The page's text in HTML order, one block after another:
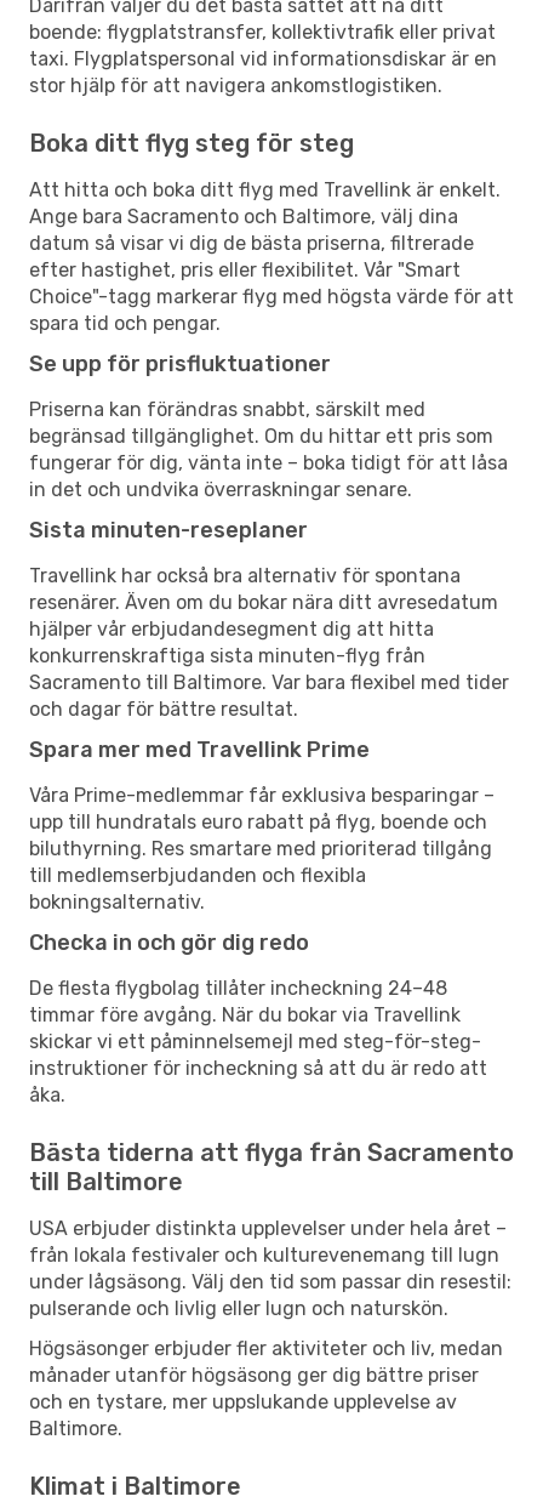
Därifrån väljer du det bästa sättet att nå ditt
boende: flygplatstransfer, kollektivtrafik eller privat
taxi. Flygplatspersonal vid informationsdiskar är en
stor hjälp för att navigera ankomstlogistiken.
Boka ditt flyg steg för steg
Att hitta och boka ditt flyg med Travellink är enkelt.
Ange bara Sacramento och Baltimore, välj dina
datum så visar vi dig de bästa priserna, filtrerade
efter hastighet, pris eller flexibilitet. Vår "Smart
Choice"-tagg markerar flyg med högsta värde för att
spara tid och pengar.
Se upp för prisfluktuationer
Priserna kan förändras snabbt, särskilt med
begränsad tillgänglighet. Om du hittar ett pris som
fungerar för dig, vänta inte – boka tidigt för att låsa
in det och undvika överraskningar senare.
Sista minuten-reseplaner
Travellink har också bra alternativ för spontana
resenärer. Även om du bokar nära ditt avresedatum
hjälper vår erbjudandesegment dig att hitta
konkurrenskraftiga sista minuten-flyg från
Sacramento till Baltimore. Var bara flexibel med tider
och dagar för bättre resultat.
Spara mer med Travellink Prime
Våra Prime-medlemmar får exklusiva besparingar –
upp till hundratals euro rabatt på flyg, boende och
biluthyrning. Res smartare med prioriterad tillgång
till medlemserbjudanden och flexibla
bokningsalternativ.
Checka in och gör dig redo
De flesta flygbolag tillåter incheckning 24–48
timmar före avgång. När du bokar via Travellink
skickar vi ett påminnelsemejl med steg-för-steg-
instruktioner för incheckning så att du är redo att
åka.
Bästa tiderna att flyga från Sacramento
till Baltimore
USA erbjuder distinkta upplevelser under hela året –
från lokala festivaler och kulturevenemang till lugn
under lågsäsong. Välj den tid som passar din resestil:
pulserande och livlig eller lugn och naturskön.
Högsäsonger erbjuder fler aktiviteter och liv, medan
månader utanför högsäsong ger dig bättre priser
och en tystare, mer uppslukande upplevelse av
Baltimore.
Klimat i Baltimore